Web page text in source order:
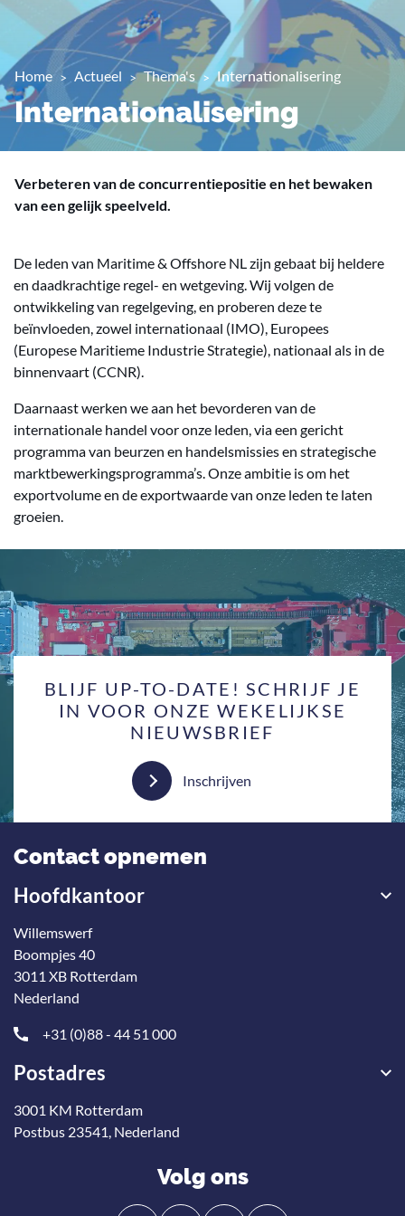
Home Actueel Thema's Internationalisering
Internationalisering
Verbeteren van de concurrentiepositie en het bewaken
van een gelijk speelveld.
De leden van Maritime & Offshore NL zijn gebaat bij heldere
en daadkrachtige regel- en wetgeving. Wij volgen de
ontwikkeling van regelgeving, en proberen deze te
beïnvloeden, zowel internationaal (IMO), Europees
(Europese Maritieme Industrie Strategie), nationaal als in de
binnenvaart (CCNR).
Daarnaast werken we aan het bevorderen van de
internationale handel voor onze leden, via een gericht
programma van beurzen en handelsmissies en strategische
marktbewerkingsprogramma’s. Onze ambitie is om het
exportvolume en de exportwaarde van onze leden te laten
groeien.
BLIJF UP-TO-DATE! SCHRIJF JE
IN VOOR ONZE WEKELIJKSE
NIEUWSBRIEF
Inschrijven
Contact opnemen
Hoofdkantoor
Willemswerf
Boompjes 40
3011 XB Rotterdam
Nederland
+31 (0)88 - 44 51 000
Postadres
3001 KM Rotterdam
Postbus 23541, Nederland
Volg ons